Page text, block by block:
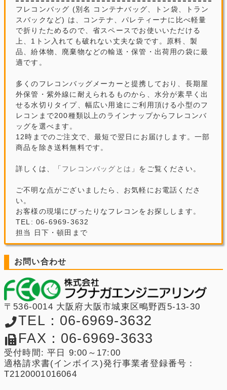
フレコンバッグ (別名 コンテナバッグ、トン袋、トラン
スバックなど) は、コンテナ、パレティーナに比べ軽量
で折りたためるので、省スペースでお使いいただける
上、1トン入れても破れない丈夫な袋です。原料、製
品、紛体物、廃棄物などの輸送・保管・出荷用の袋に最
適です。
多くのフレコンバッグメーカーと提携しており、長期屋
外保管・紫外線に耐えられるものから、水分が素早く出
せる水切りタイプ、幅広い用途にご利用頂ける小型のフ
レコンまで200種類以上のラインナップからフレコンバ
ッグを選べます。
12時までのご注文で、最短で翌日にお届けします。一部
商品を除き送料無料です。
詳しくは、「 フレコンバッグとは 」をご覧ください。
ご不明な点がございましたら、お気軽にお電話くださ
い。
お客様の現場にぴったりなフレコンをお探しします。
TEL: 06-6969-3632
担当 日下・頓田まで
お問い合わせ
〒536-0014 大阪府大阪市城東区鴫野西5-13-30
TEL：06-6969-3632
FAX：06-6969-3633
受付時間: 平日 9:00～17:00
適格請求書(インボイス)発行事業者登録番号：
T2120001016064